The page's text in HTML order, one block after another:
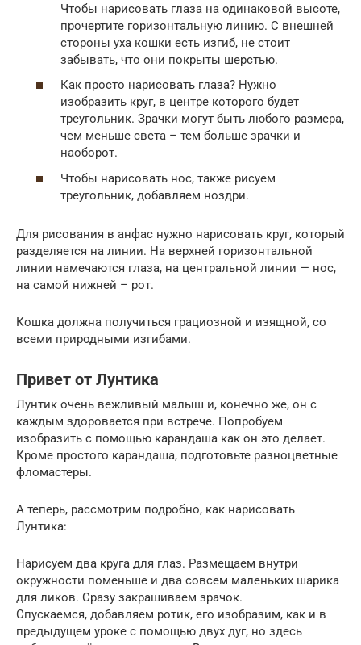
Чтобы нарисовать глаза на одинаковой высоте,
прочертите горизонтальную линию. С внешней
стороны уха кошки есть изгиб, не стоит
забывать, что они покрыты шерстью.
Как просто нарисовать глаза? Нужно
изобразить круг, в центре которого будет
треугольник. Зрачки могут быть любого размера,
чем меньше света – тем больше зрачки и
наоборот.
Чтобы нарисовать нос, также рисуем
треугольник, добавляем ноздри.
Для рисования в анфас нужно нарисовать круг, который
разделяется на линии. На верхней горизонтальной
линии намечаются глаза, на центральной линии — нос,
на самой нижней – рот.
Кошка должна получиться грациозной и изящной, со
всеми природными изгибами.
Привет от Лунтика
Лунтик очень вежливый малыш и, конечно же, он с
каждым здоровается при встрече. Попробуем
изобразить с помощью карандаша как он это делает.
Кроме простого карандаша, подготовьте разноцветные
фломастеры.
А теперь, рассмотрим подробно, как нарисовать
Лунтика:
Нарисуем два круга для глаз. Размещаем внутри
окружности поменьше и два совсем маленьких шарика
для ликов. Сразу закрашиваем зрачок.
Спускаемся, добавляем ротик, его изобразим, как и в
предыдущем уроке с помощью двух дуг, но здесь